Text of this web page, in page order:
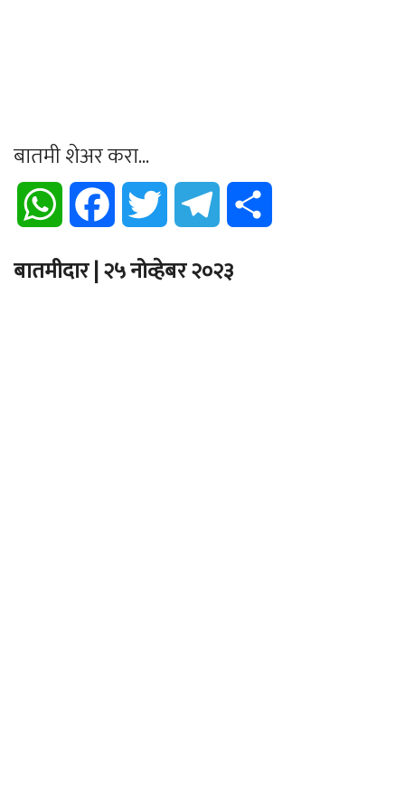
बातमी शेअर करा...
WhatsApp Facebook Twitter Telegram
बातमीदार | २५ नोव्हेबर २०२३